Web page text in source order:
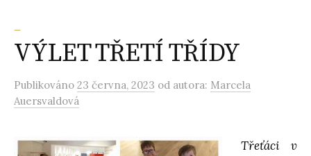
VÝLET TŘETÍ TŘÍDY
Publikováno 23 června, 2023 od autora: Marcela
Auersvaldová
Třeťáci v